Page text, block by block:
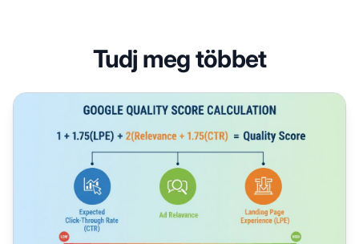
Tudj meg többet
Hogyan számítják ki a Google minőségi mutatóját?